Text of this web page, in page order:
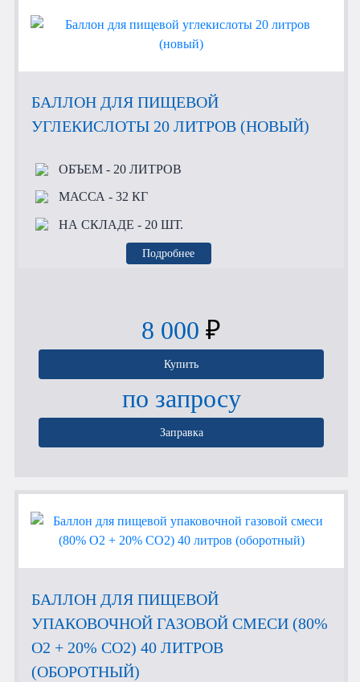
БАЛЛОН ДЛЯ ПИЩЕВОЙ
УГЛЕКИСЛОТЫ 20 ЛИТРОВ (НОВЫЙ)
ОБЪЕМ- 20 ЛИТРОВ
МАССА - 32 КГ
НА СКЛАДЕ - 20 ШТ.
Подробнее
8 000 ₽
Купить
по запросу
Заправка
БАЛЛОН ДЛЯ ПИЩЕВОЙ
УПАКОВОЧНОЙ ГАЗОВОЙ СМЕСИ (80%
O2 + 20% CO2) 40 ЛИТРОВ
(ОБОРОТНЫЙ)